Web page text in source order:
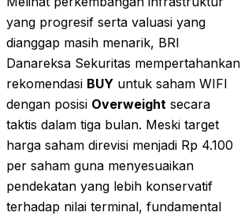
yang progresif serta valuasi yang
dianggap masih menarik, BRI
Danareksa Sekuritas mempertahankan
rekomendasi BUY untuk saham WIFI
dengan posisi Overweight secara
taktis dalam tiga bulan. Meski target
harga saham direvisi menjadi Rp 4.100
per saham guna menyesuaikan
pendekatan yang lebih konservatif
terhadap nilai terminal, fundamental